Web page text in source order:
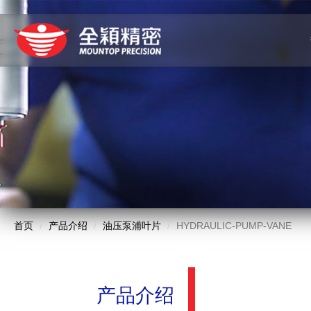
首页 产品介绍 油压泵浦叶片 HYDRAULIC-PUMP-VANE
产品介绍